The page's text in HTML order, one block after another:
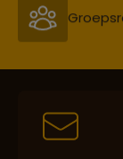
Best